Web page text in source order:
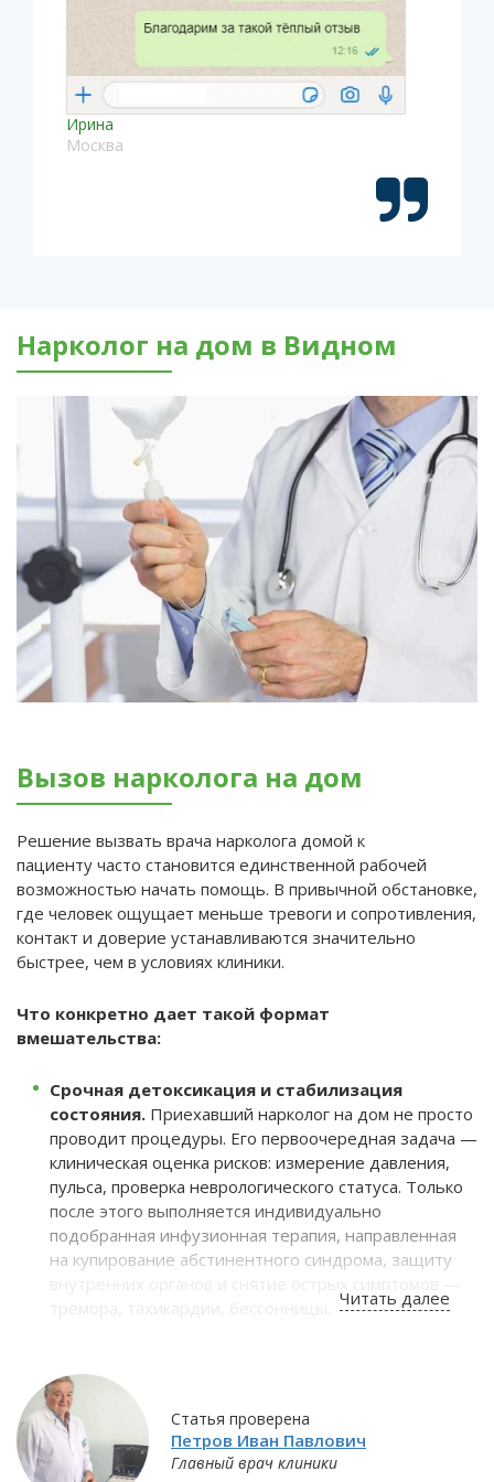
Ирина
Москва
Нарколог на дом в Видном
Вызов нарколога на дом
Решение вызвать врача нарколога домой к
пациенту часто становится единственной рабочей
возможностью начать помощь. В привычной обстановке,
где человек ощущает меньше тревоги и сопротивления,
контакт и доверие устанавливаются значительно
быстрее, чем в условиях клиники.
Что конкретно дает такой формат
вмешательства:
Срочная детоксикация и стабилизация
состояния. Приехавший нарколог на дом не просто
проводит процедуры. Его первоочередная задача —
клиническая оценка рисков: измерение давления,
пульса, проверка неврологического статуса. Только
после этого выполняется индивидуально
подобранная инфузионная терапия, направленная
на купирование абстинентного синдрома, защиту
физических страданий наступает кратковременный
период ясности сознания. Этим моментом должен
воспользоваться специалист, чтобы, без давления и
осуждения, обсудить с пациентом и его близкими
Читать далее
Статья проверена
Петров Иван Павлович
Главный врач клиники